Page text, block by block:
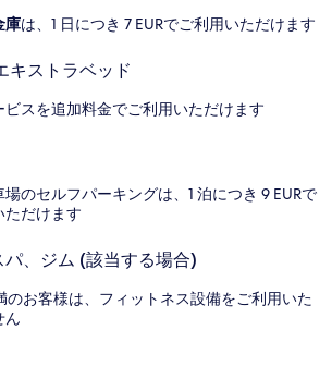
庫は、1 日につき 7 EURでご利用いただけます
キストラベッド
ビスを追加料金でご利用いただけます
場のセルフパーキングは、1 泊につき 9 EURで
ただけます
パ、ジム (該当する場合)
のお客様は、フィットネス設備をご利用いた
ん